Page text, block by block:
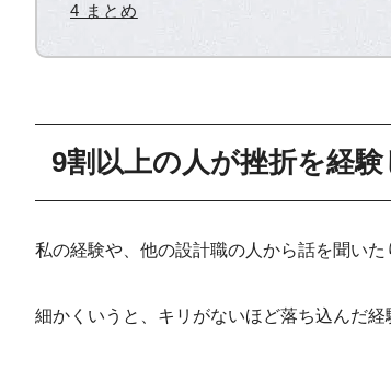
4 まとめ
9割以上の人が挫折を経
私の経験や、他の設計職の人から話を聞いた
細かくいうと、キリがないほど落ち込んだ